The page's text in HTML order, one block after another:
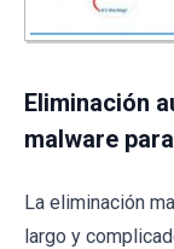
Eliminación
malware
La eliminación
largo y